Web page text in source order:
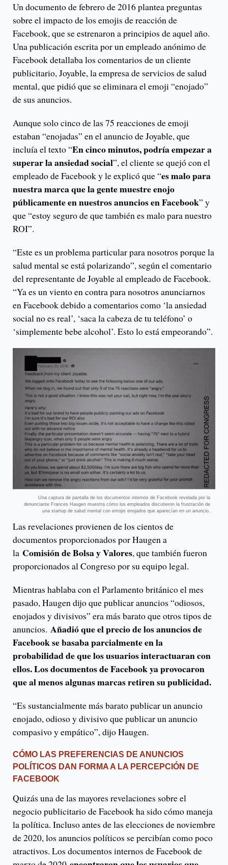
Un documento de febrero de 2016 plantea preguntas
sobre el impacto de los emojis de reacción de
Facebook, que se estrenaron a principios de aquel año.
Una publicación escrita por un empleado anónimo de
Facebook detallaba los comentarios de un cliente
publicitario, Joyable, la empresa de servicios de salud
mental, que pidió que se eliminara el emoji “enojado”
de sus anuncios.
Aunque solo cinco de las 75 reacciones de emoji
estaban “enojadas” en el anuncio de Joyable, que
incluía el texto “En cinco minutos, podría empezar a
superar la ansiedad social”, el cliente se quejó con el
empleado de Facebook y le explicó que “es malo para
nuestra marca que la gente muestre enojo
públicamente en nuestros anuncios en Facebook” y
que “estoy seguro de que también es malo para nuestro
ROI”.
“Este es un problema particular para nosotros porque la
salud mental se está polarizando”, según el comentario
del representante de Joyable al empleado de Facebook.
“Ya es un viento en contra para nosotros anunciarnos
en Facebook debido a comentarios como ‘la ansiedad
social no es real’, ‘saca la cabeza de tu teléfono’ o
‘simplemente bebe alcohol’. Esto lo está empeorando”.
Una captura de pantalla de los documentos internos de Facebook revelada por la
denunciante Frances Haugen muestra cómo los empleados discutieron la frustración de
una startup de salud mental con emojis enojados que aparecían en un anuncio.
Las revelaciones provienen de los cientos de
documentos proporcionados por Haugen a
la Comisión de Bolsa y Valores, que también fueron
proporcionados al Congreso por su equipo legal.
Mientras hablaba con el Parlamento británico el mes
pasado, Haugen dijo que publicar anuncios “odiosos,
enojados y divisivos” era más barato que otros tipos de
anuncios. Añadió que el precio de los anuncios de
Facebook se basaba parcialmente en la
probabilidad de que los usuarios interactuaran con
ellos. Los documentos de Facebook ya provocaron
que al menos algunas marcas retiren su publicidad.
“Es sustancialmente más barato publicar un anuncio
enojado, odioso y divisivo que publicar un anuncio
compasivo y empático”, dijo Haugen.
CÓMO LAS PREFERENCIAS DE ANUNCIOS
POLÍTICOS DAN FORMA A LA PERCEPCIÓN DE
FACEBOOK
Quizás una de las mayores revelaciones sobre el
negocio publicitario de Facebook ha sido cómo maneja
la política. Incluso antes de las elecciones de noviembre
de 2020, los anuncios políticos se percibían como poco
atractivos. Los documentos internos de Facebook de